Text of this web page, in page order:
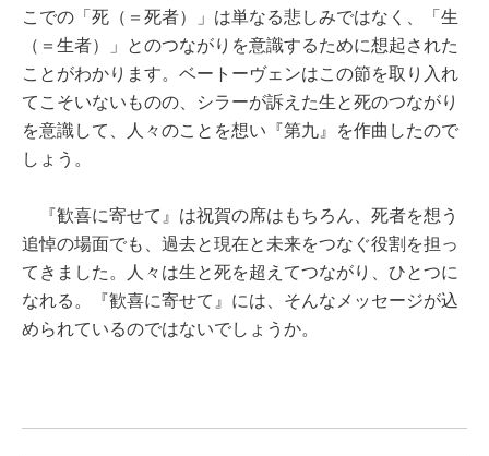
こでの「死（＝死者）」は単なる悲しみではなく、「生
（＝生者）」とのつながりを意識するために想起された
ことがわかります。ベートーヴェンはこの節を取り入れ
てこそいないものの、シラーが訴えた生と死のつながり
を意識して、人々のことを想い『第九』を作曲したので
しょう。
『歓喜に寄せて』は祝賀の席はもちろん、死者を想う
追悼の場面でも、過去と現在と未来をつなぐ役割を担っ
てきました。人々は生と死を超えてつながり、ひとつに
なれる。『歓喜に寄せて』には、そんなメッセージが込
められているのではないでしょうか。